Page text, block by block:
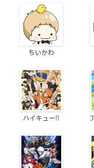
ちいかわ
ハイキュー!!